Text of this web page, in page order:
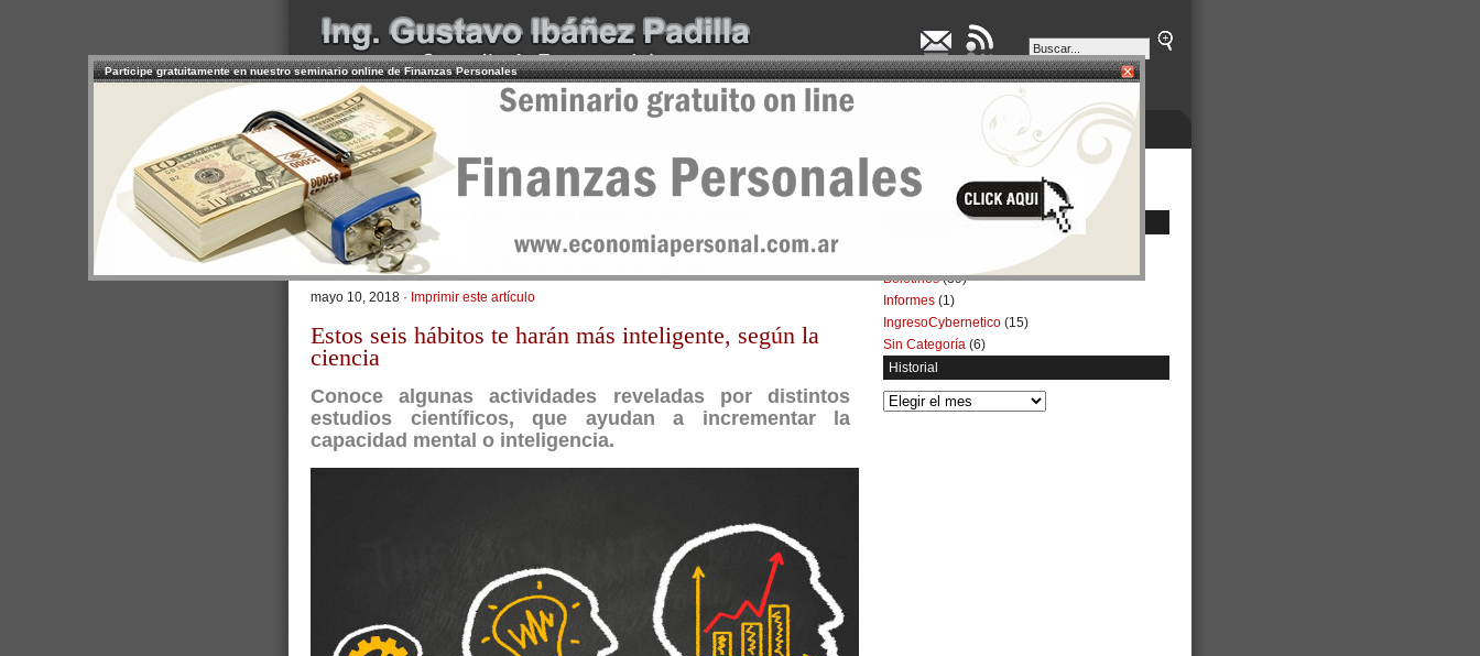
INICIO SERVICIOS BOLETINES NEGOCIOS
CONTACTO USUARIO
>Inicio/Artículos / Seis hábitos que te harán más inteligente | Economía Personal
Seis hábitos que te harán más inteligente
mayo 10, 2018 · Imprimir este artículo
Estos seis hábitos te harán más inteligente, según la
ciencia
Conoce algunas actividades reveladas por distintos
estudios científicos, que ayudan a incrementar la
capacidad mental o inteligencia.
Participe gratuitamente en nuestro seminario online de Finanzas Personales
Boletines(39)
Informes (1)
IngresoCybernetico (15)
Sin Categoría (6)
Historial
Historial